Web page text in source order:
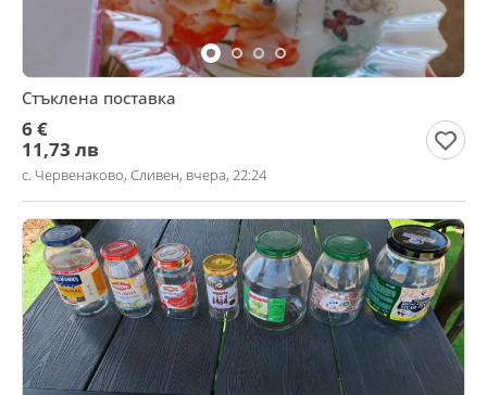
Стъклена поставка
6 €
11,73 лв
с. Червенаково, Сливен, вчера, 22:24